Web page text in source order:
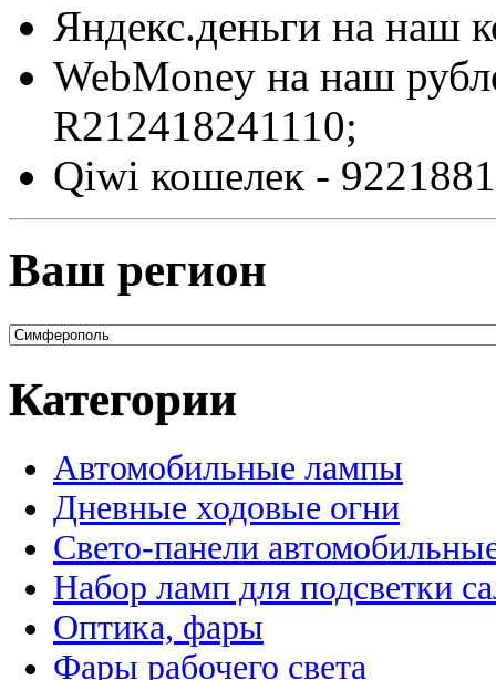
Яндекс.деньги на наш
WebMoney на наш
R212418241110;
Qiwi кошелек -
Ваш регион
Категории
Автомобильные лампы
Дневные ходовые огни
Свето-панели
Набор ламп для подсветки
Оптика, фары
Фары рабочего света